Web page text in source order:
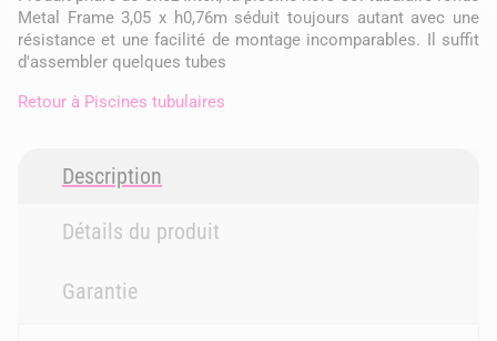
Metal Frame 3,05 x h0,76m séduit toujours autant avec une
résistance et une facilité de montage incomparables. Il suffit
d'assembler quelques tubes
Retour à Piscines tubulaires
Description
Détails du produit
Garantie